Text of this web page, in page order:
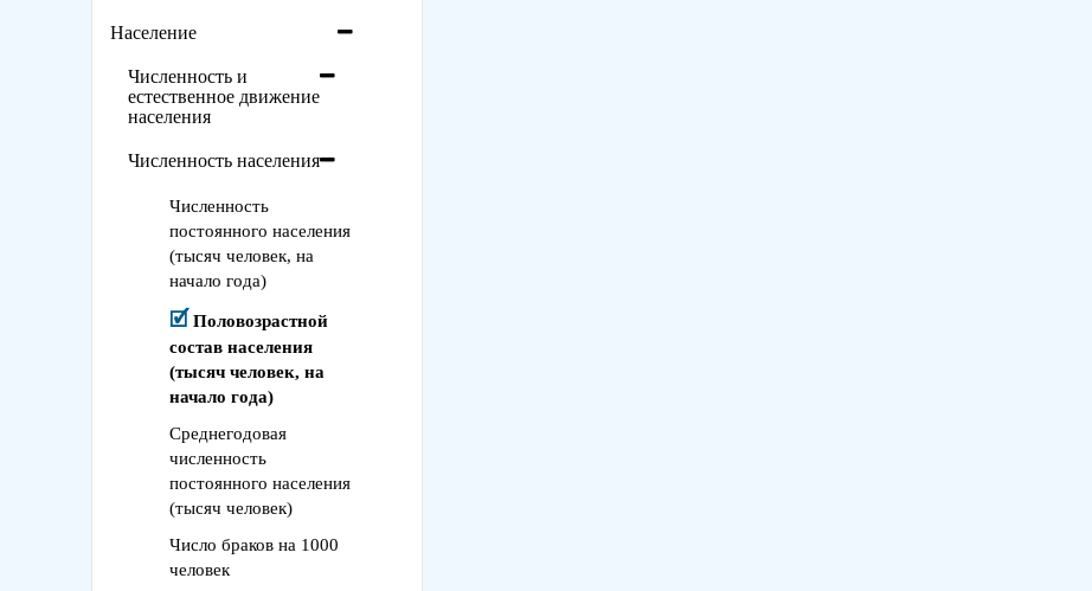
Население
Численность и
естественное движение
населения
Численность населения
Численность
постоянного населения
(тысяч человек, на
начало года)
Половозрастной
состав населения
(тысяч человек, на
начало года)
Среднегодовая
численность
постоянного населения
(тысяч человек)
Число браков на 1000
человек